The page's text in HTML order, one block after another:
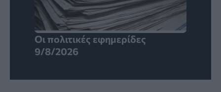
Οι πολιτικές εφημερίδες
9/8/2026